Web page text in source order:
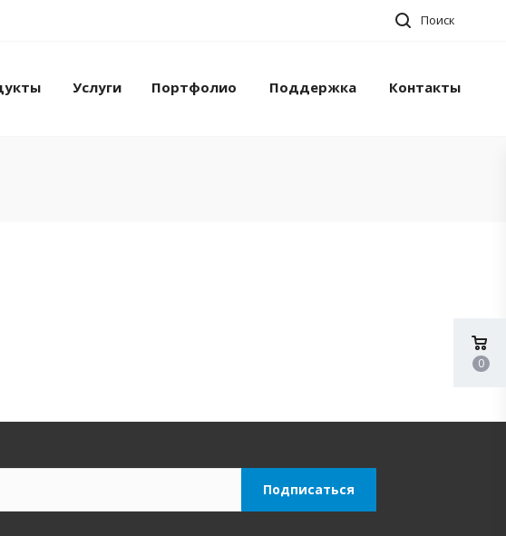
Поиск
Услуги Портфолио Поддержка Контакты
0